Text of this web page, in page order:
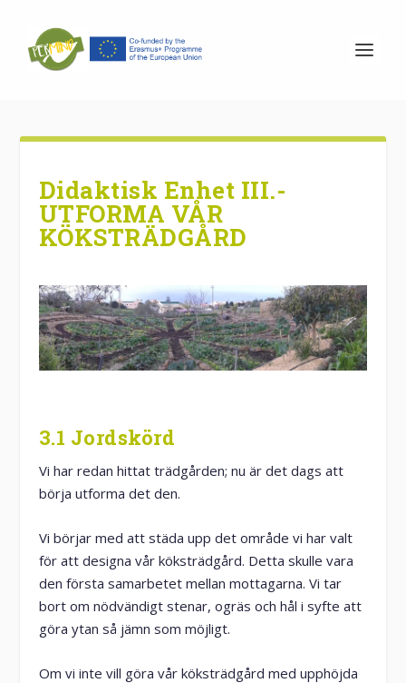
Didaktisk Enhet III.-
UTFORMA VÅR
KÖKSTRÄDGÅRD
3.1 Jordskörd
Vi har redan hittat trädgården; nu är det dags att
börja utforma det den.
Vi börjar med att städa upp det område vi har valt
för att designa vår köksträdgård. Detta skulle vara
den första samarbetet mellan mottagarna. Vi tar
bort om nödvändigt stenar, ogräs och hål i syfte att
göra ytan så jämn som möjligt.
Om vi inte vill göra vår köksträdgård med upphöjda